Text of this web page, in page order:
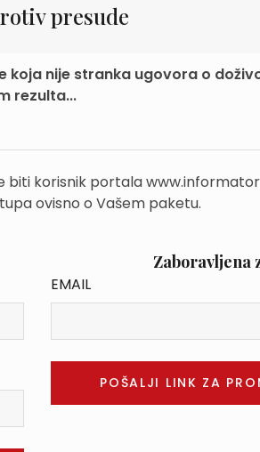
presude
koja nije stranka ugovora o
rezulta...
biti korisnik portala
ovisno o Vašem paketu.
Zaboravljena
EMAIL